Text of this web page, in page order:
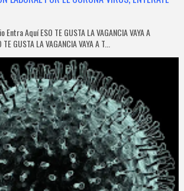
Aquí ESO TE GUSTA LA VAGANCIA VAYA A
GUSTA LA VAGANCIA VAYA A T...